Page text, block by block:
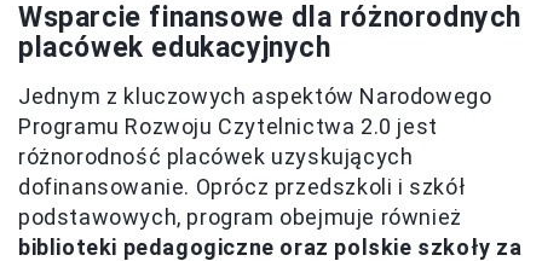
Wsparcie finansowe dla różnorodnych
placówek edukacyjnych
Jednym z kluczowych aspektów Narodowego
Programu Rozwoju Czytelnictwa 2.0 jest
różnorodność placówek uzyskujących
dofinansowanie. Oprócz przedszkoli i szkół
podstawowych, program obejmuje również
biblioteki pedagogiczne oraz polskie szkoły za